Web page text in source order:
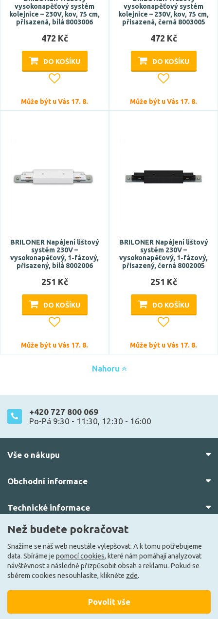
vysokonapěťový systém
kolejnice – 230V, kov, 75 cm,
přisazená, bílá 8003006
472 Kč
DO KOŠÍKU
Může být u Vás 17. 8.
vysokonapěťový systém
kolejnice – 230V, kov, 75 cm,
přisazená, černá 8003005
472 Kč
DO KOŠÍKU
Může být u Vás 17. 8.
BRILONER Napájení lištový
systém 230V –
vysokonapěťový, 1-fázový,
přisazený, bílá 8002006
251 Kč
DO KOŠÍKU
Může být u Vás 17. 8.
BRILONER Napájení lištový
systém 230V –
vysokonapěťový, 1-fázový,
přisazený, černá 8002005
251 Kč
DO KOŠÍKU
Může být u Vás 17. 8.
Nahoru
+420 727 800 069
Po-Pá 9:30 - 11:30, 12:30 - 16:00
Vše o nákupu
Obchodní informace
Technické informace
O nás
Než budete pokračovat
Snažíme se náš web neustále vylepšovat. A k tomu potřebujeme
data. Sbíráme je pomocí cookies, které nám pomáhají analyzovat
návštěvnost a následně přizpůsobit obsah a reklamu. Pokud se
sběrem cookies nesouhlasíte, klikněte zde.
Povolit vše